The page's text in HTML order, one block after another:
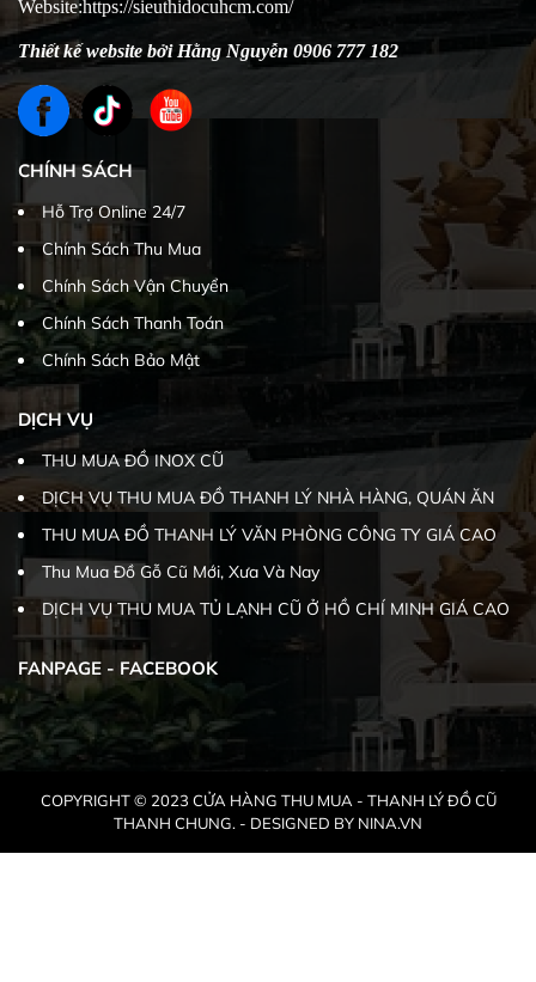
Website:https://sieuthidocuhcm.com/
Thiết kế website bởi Hằng Nguyễn 0906 777 182
CHÍNH SÁCH
Hỗ Trợ Online 24/7
Chính Sách Thu Mua
Chính Sách Vận Chuyển
Chính Sách Thanh Toán
Chính Sách Bảo Mật
DỊCH VỤ
THU MUA ĐỒ INOX CŨ
DỊCH VỤ THU MUA ĐỒ THANH LÝ NHÀ HÀNG, QUÁN ĂN
THU MUA ĐỒ THANH LÝ VĂN PHÒNG CÔNG TY GIÁ CAO
Thu Mua Đồ Gỗ Cũ Mới, Xưa Và Nay
DỊCH VỤ THU MUA TỦ LẠNH CŨ Ở HỒ CHÍ MINH GIÁ CAO
FANPAGE - FACEBOOK
COPYRIGHT © 2023 CỬA HÀNG THU MUA - THANH LÝ ĐỒ CŨ
THANH CHUNG. - DESIGNED BY NINA.VN